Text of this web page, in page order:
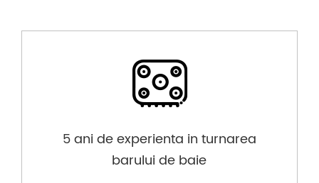
5 ani de experienta in turnarea
barului de baie